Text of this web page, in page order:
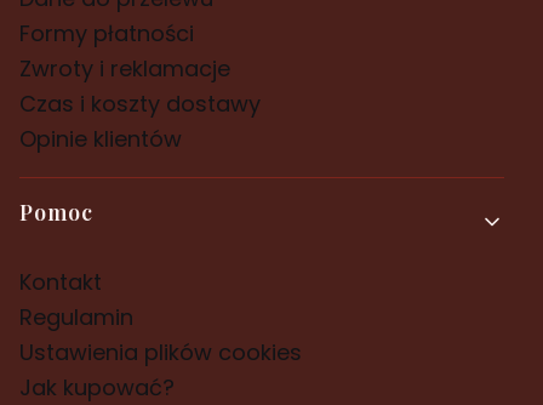
Formy płatności
Zwroty i reklamacje
Czas i koszty dostawy
Opinie klientów
Pomoc
Kontakt
Regulamin
Ustawienia plików cookies
Jak kupować?